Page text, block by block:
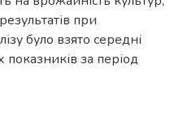
при
було взято середні
за період